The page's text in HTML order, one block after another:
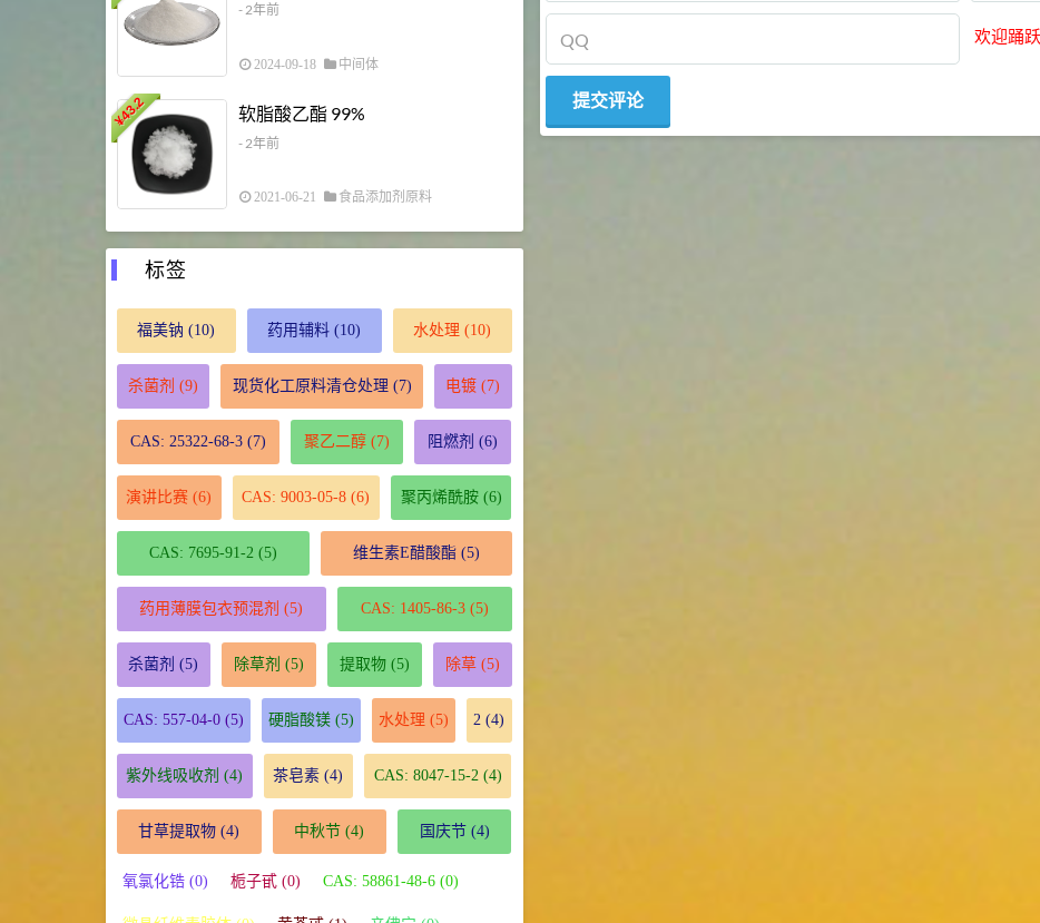
欢迎踊跃
- 2年前
2024-09-18 中间体
¥
43.2 软脂酸乙酯 99%
- 2年前
2021-06-21 食品添加剂原料
浏览量 - 1.54w
2021-06-19 化工原料
标签
福美钠 (10) 药用辅料 (10) 水处理 (10)
杀菌剂 (9) 现货化工原料清仓处理 (7) 电镀 (7)
CAS: 25322-68-3(7) 聚乙二醇(7) 阻燃剂 (6)
演讲比赛 (6) CAS: 9003-05-8 (6) 聚丙烯酰胺(6)
CAS: 7695-91-2(5) 维生素E醋酸酯(5)
药用薄膜包衣预混剂 (5) CAS: 1405-86-3(5)
杀菌剂 (5) 除草剂 (5) 提取物(5) 除草(5)
CAS: 557-04-0(5) 硬脂酸镁(5) 水处理 (5) 2 (4)
紫外线吸收剂 (4) 茶皂素 (4) CAS: 8047-15-2(4)
甘草提取物 (4) 中秋节 (4) 国庆节(4)
氧氯化锆 (0) 栀子甙 (0) CAS: 58861-48-6 (0)